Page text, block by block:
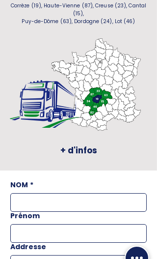
Corrèze (19), Haute-Vienne (87), Creuse (23), Cantal
(15),
Puy-de-Dôme (63), Dordogne (24), Lot (46)
+ d'infos
NOM *
Prénom
Addresse